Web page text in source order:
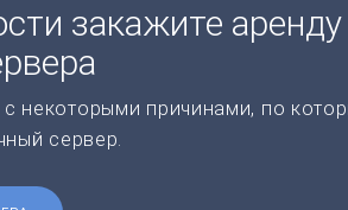
закажите аренду
некоторыми причинами, по
сервер.